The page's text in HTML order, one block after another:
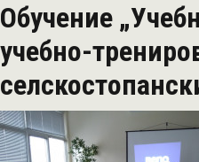
за
от
земеделските
"Учебна
Обучение
учебно-